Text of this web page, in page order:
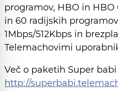
programov, HBO in
in 60 radijskih
1Mbps/512Kbps in
Telemachovimi
Več o paketih Super
http://